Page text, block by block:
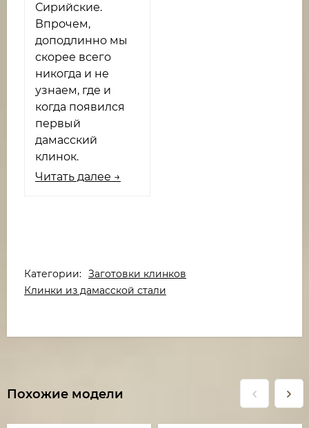
Сирийские.
Впрочем,
доподлинно мы
скорее всего
никогда и не
узнаем, где и
когда появился
первый
дамасский
клинок.
Читать далее →
Категории: Заготовки клинков
Клинки из дамасской стали
Похожие модели